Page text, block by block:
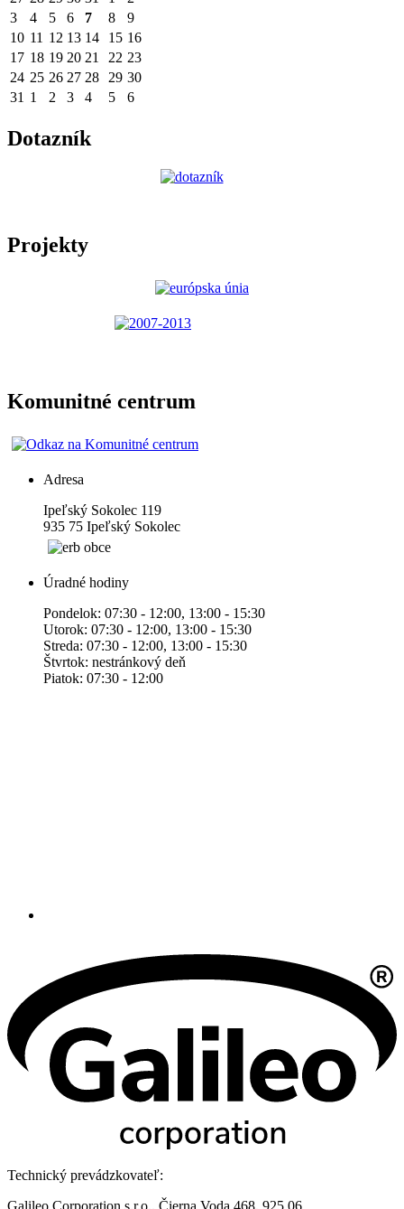
3
4 5 6 7 8
9
10 11 12 13 14 15 16
17 18 19 20 21 22 23
24 25 26 27 28 29 30
31 1 2 3 4 5 6
Dotazník
Projekty
Komunitné centrum
Adresa
Ipeľský Sokolec 119
935 75 Ipeľský Sokolec
Úradné hodiny
Pondelok: 07:30 - 12:00, 13:00 - 15:30
Utorok: 07:30 - 12:00, 13:00 - 15:30
Streda: 07:30 - 12:00, 13:00 - 15:30
Štvrtok: nestránkový deň
Piatok: 07:30 - 12:00
Technický prevádzkovateľ: